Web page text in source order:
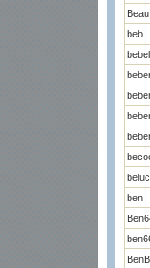
Beau
beb
ben